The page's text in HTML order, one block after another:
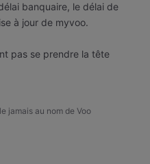
banquaire, le délai de
à jour de myvoo.
pas se prendre la tête
jamais au nom de Voo